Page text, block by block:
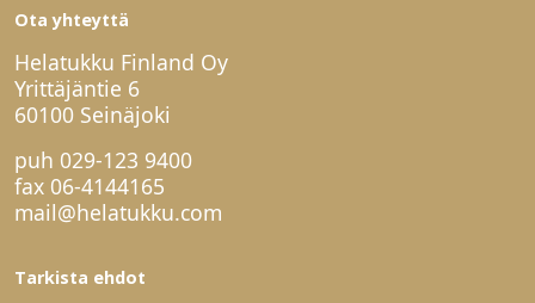
Ota yhteyttä
Helatukku Finland Oy
Yrittäjäntie 6
60100 Seinäjoki
puh 029-123 9400
fax 06-4144165
mail@helatukku.com
Tarkista ehdot